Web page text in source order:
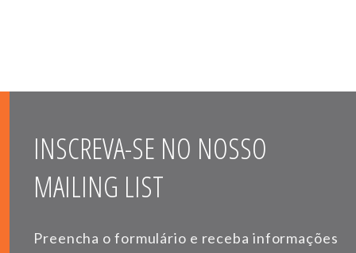
INSCREVA-SE NO NOSSO
MAILING LIST
Preencha o formulário e receba informações